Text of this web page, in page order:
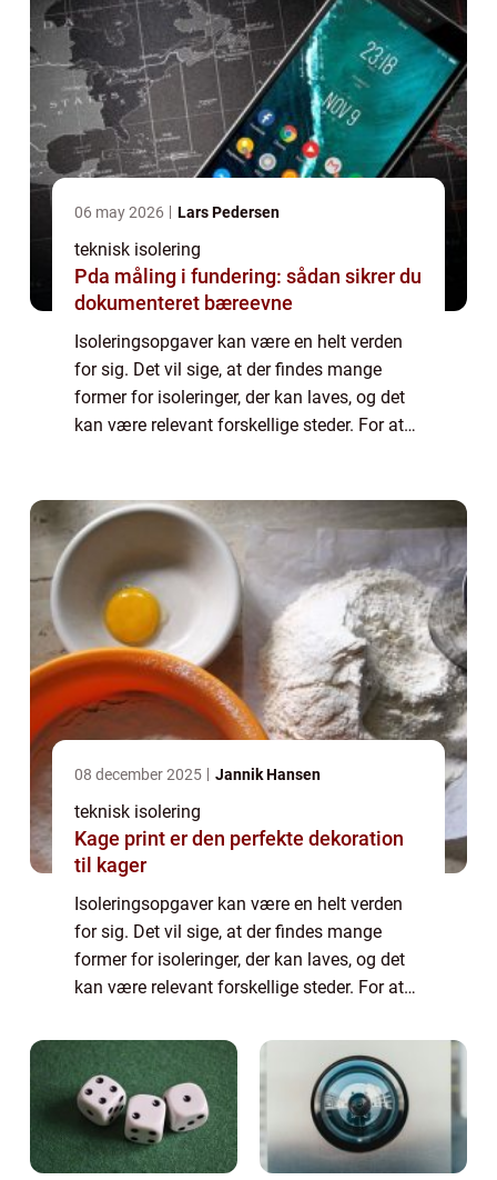
06 may 2026 Lars Pedersen
teknisk isolering
Pda måling i fundering: sådan sikrer du
dokumenteret bæreevne
Isoleringsopgaver kan være en helt verden
for sig. Det vil sige, at der findes mange
former for isoleringer, der kan laves, og det
kan være relevant forskellige steder. For at
08 december 2025 Jannik Hansen
teknisk isolering
Kage print er den perfekte dekoration
til kager
Isoleringsopgaver kan være en helt verden
for sig. Det vil sige, at der findes mange
former for isoleringer, der kan laves, og det
kan være relevant forskellige steder. For at
være, så kan du læse med her o...